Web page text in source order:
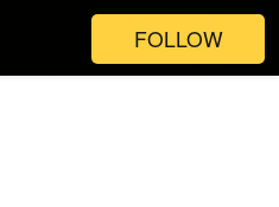
FOLLOW